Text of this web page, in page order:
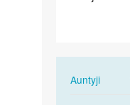
AuntyjiIn